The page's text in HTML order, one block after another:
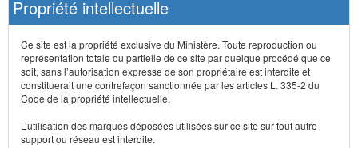
Propriété intellectuelle
Ce site est la propriété exclusive du Ministère. Toute reproduction ou
représentation totale ou partielle de ce site par quelque procédé que ce
soit, sans l’autorisation expresse de son propriétaire est interdite et
constituerait une contrefaçon sanctionnée par les articles L. 335-2 du
Code de la propriété intellectuelle.
L’utilisation des marques déposées utilisées sur ce site sur tout autre
support ou réseau est interdite.